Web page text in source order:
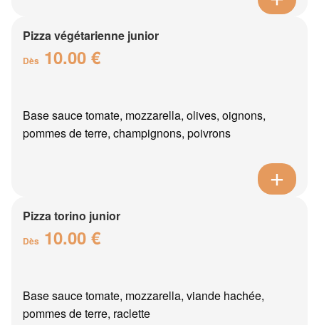
Pizza végétarienne junior
Dès 10.00 €
Base sauce tomate, mozzarella, olives, oignons,
pommes de terre, champignons, poivrons
Pizza torino junior
Dès 10.00 €
Base sauce tomate, mozzarella, viande hachée,
pommes de terre, raclette